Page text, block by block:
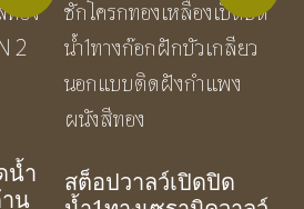
น้ำ
น
สต็อปวาลว์เปิดปิด